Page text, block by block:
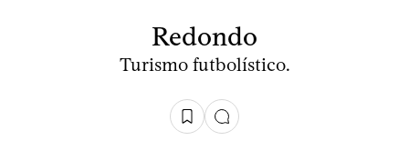
Redondo
Turismo futbolístico.